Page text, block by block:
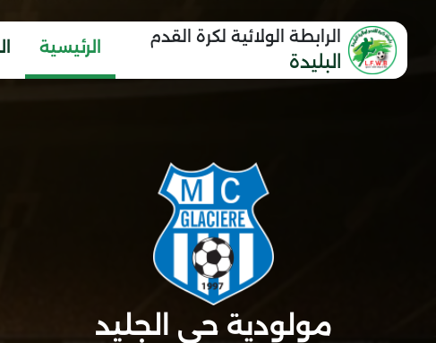
الرابطة الولائية لكرة القدم
البليدة
الرئيسية
مولودية حي الجليد